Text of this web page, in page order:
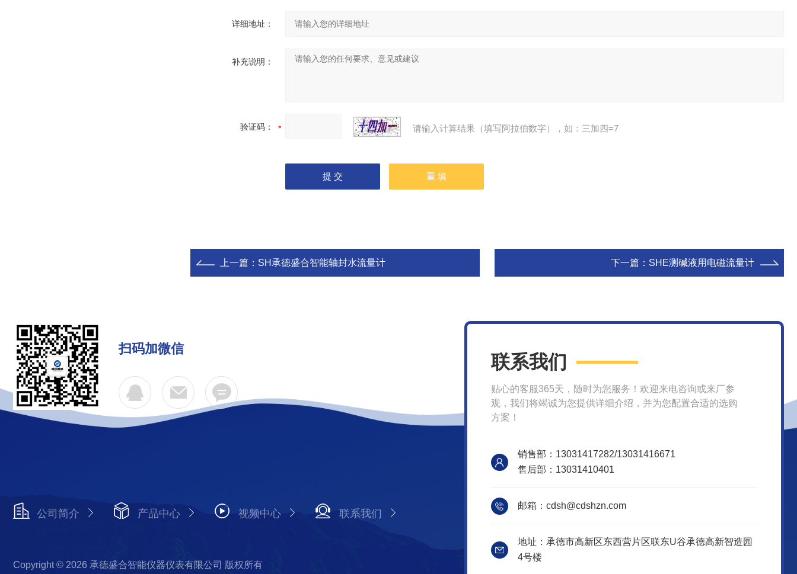
详细地址：
补充说明：
验证码： 请输入计算结果（填写阿拉伯数字），如：三加四=7
上一篇： SH承德盛合智能轴封水流量计 下一篇： SHE测碱液用电磁流量计
扫码加微信
公司简介 产品中心 视频中心 联系我们
Copyright © 2026 承德盛合智能仪器仪表有限公司 版权所有
联系我们
贴心的客服365天，随时为您服务！欢迎来电咨询或来厂参
观，我们将竭诚为您提供详细介绍，并为您配置合适的选购
方案！
销售部：13031417282/13031416671
售后部：13031410401
邮箱：cdsh@cdshzn.com
地址：承德市高新区东西营片区联东U谷承德高新智造园
4号楼